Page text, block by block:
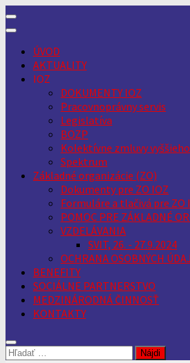
Skip
to
ÚVOD
AKTUALITY
IOZ
DOKUMENTY IOZ
Pracovnoprávny servis
Legislatíva
BOZP
Kolektívne zmluvy
Spektrum
Základné organizácie (ZO)
Dokumenty pre ZO IOZ
Formuláre a tlačivá pre ZO
POMOC PRE ZÁKLADNÉ
VZDELÁVANIA
SVIT, 26. - 27.9.2024
OCHRANA OSOBNÝCH
BENEFITY
SOCIÁLNE PARTNERSTVO
MEDZINÁRODNÁ ČINNOSŤ
KONTAKTY
Hľadať: